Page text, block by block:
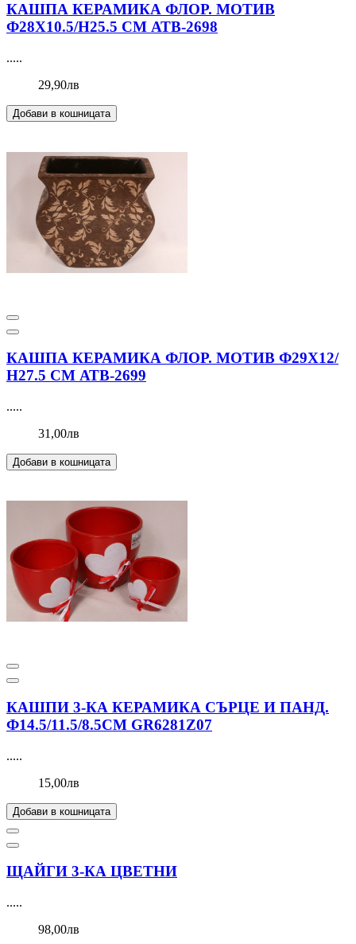
КАШПА КЕРАМИКА ФЛОР. МОТИВ
Ф28Х10.5/Н25.5 СМ АТВ-2698
.....
29,90лв
Добави в кошницата
КАШПА КЕРАМИКА ФЛОР. МОТИВ Ф29Х12/
Н27.5 СМ АТВ-2699
.....
31,00лв
Добави в кошницата
КАШПИ 3-КА КЕРАМИКА СЪРЦЕ И ПАНД.
Ф14.5/11.5/8.5СМ GR6281Z07
.....
15,00лв
Добави в кошницата
ЩАЙГИ 3-КА ЦВЕТНИ
.....
98,00лв